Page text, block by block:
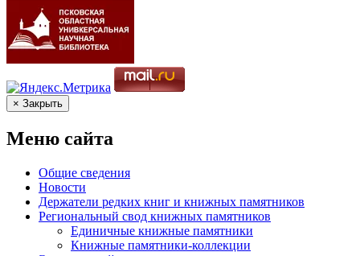
× Закрыть
Меню сайта
Общие сведения
Новости
Держатели редких книг и книжных памятников
Региональный свод книжных памятников
Единичные книжные памятники
Книжные памятники-коллекции